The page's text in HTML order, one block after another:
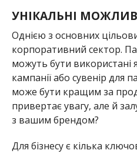
УНІКАЛЬНІ
Однією з основних
корпоративний сектор.
можуть бути використані
кампанії або сувенір для
може бути кращим за
привертає увагу, але й
з вашим брендом?
Для бізнесу є кілька